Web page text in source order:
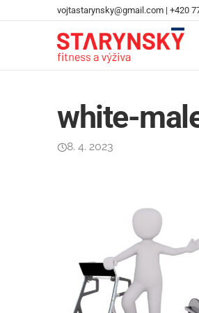
vojtastarynsky@gmail.com | +420
white-
8. 4. 2023